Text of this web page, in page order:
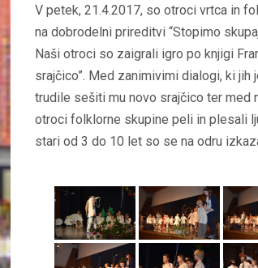
V petek, 21.4.2017, so otroci vrtca in
na dobrodelni prireditvi “Stopimo
Naši otroci so zaigrali igro po knjigi
srajčico”. Med zanimivimi dialogi, ki
trudile sešiti mu novo srajčico ter med
otroci folklorne skupine peli in plesali
stari od 3 do 10 let so se na odru